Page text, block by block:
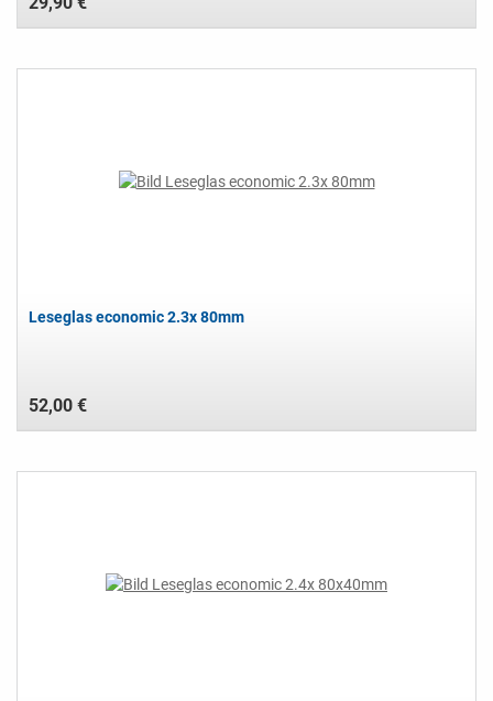
Leseglas economic 2.3x 80mm
52,00 €